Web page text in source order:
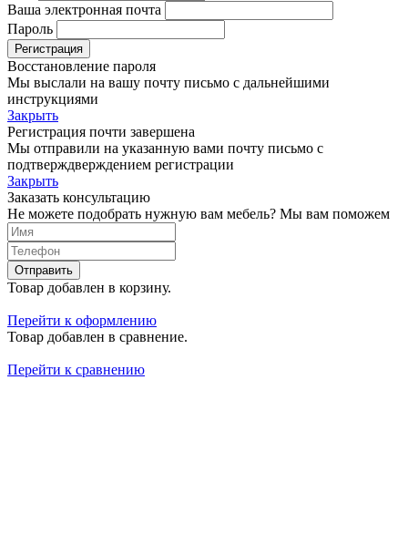
Ваша электронная почта
Пароль
Регистрация
Восстановление пароля
Мы выслали на вашу почту письмо с дальнейшими
инструкциями
Закрыть
Регистрация почти завершена
Мы отправили на указанную вами почту письмо с
подтверждверждением регистрации
Закрыть
Заказать консультацию
Не можете подобрать нужную вам мебель? Мы вам поможем
Отправить
Товар добавлен в корзину.
Перейти к оформлению
Товар добавлен в сравнение.
Перейти к сравнению